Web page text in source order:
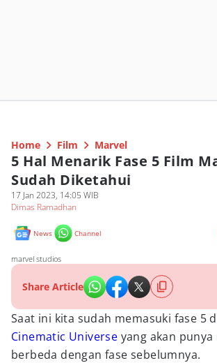
Home Film Marvel
5 Hal Menarik Fase 5 Film
Sudah Diketahui
17 Jan 2023, 14:05 WIB
Dimas Ramadhan
News Channel
marvel studios
Share Article
Saat ini kita sudah memasuki fase 5
Cinematic Universe yang akan
berbeda dengan fase sebelumnya.